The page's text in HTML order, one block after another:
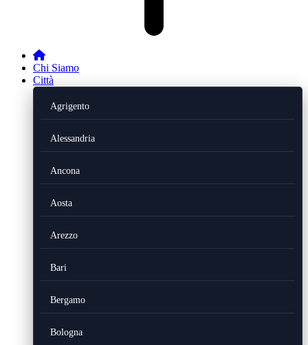
Chi Siamo
Città
Agrigento
Alessandria
Ancona
Aosta
Arezzo
Bari
Bergamo
Bologna